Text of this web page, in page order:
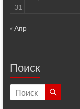
31
« Апр
Поиск